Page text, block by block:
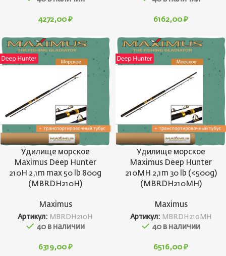
4272,00 ₽ 6162,00 ₽
Удилище морское
Maximus Deep Hunter
210H 2,1m max 50 lb 800g
(MBRDH210H)
Maximus
Артикул: MBRDH210H
40 в наличии
6319,00 ₽
Удилище морское
Maximus Deep Hunter
210MH 2,1m 30 lb (<500g)
(MBRDH210MH)
Maximus
Артикул: MBRDH210MH
40 в наличии
6516,00 ₽